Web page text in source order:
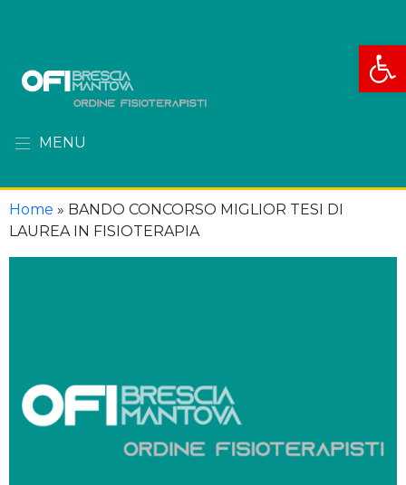
Apri
MENU
Home » BANDO CONCORSO MIGLIOR TESI DI
LAUREA IN FISIOTERAPIA